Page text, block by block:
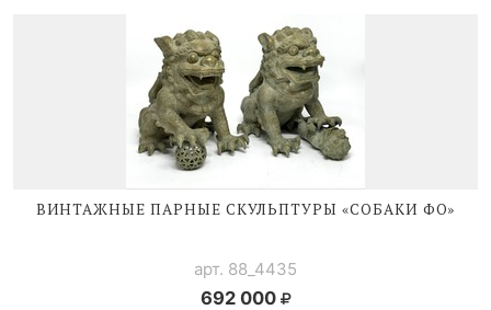
ВИНТАЖНЫЕ ПАРНЫЕ СКУЛЬПТУРЫ «СОБАКИ ФО»
арт. 88_4435
692 000